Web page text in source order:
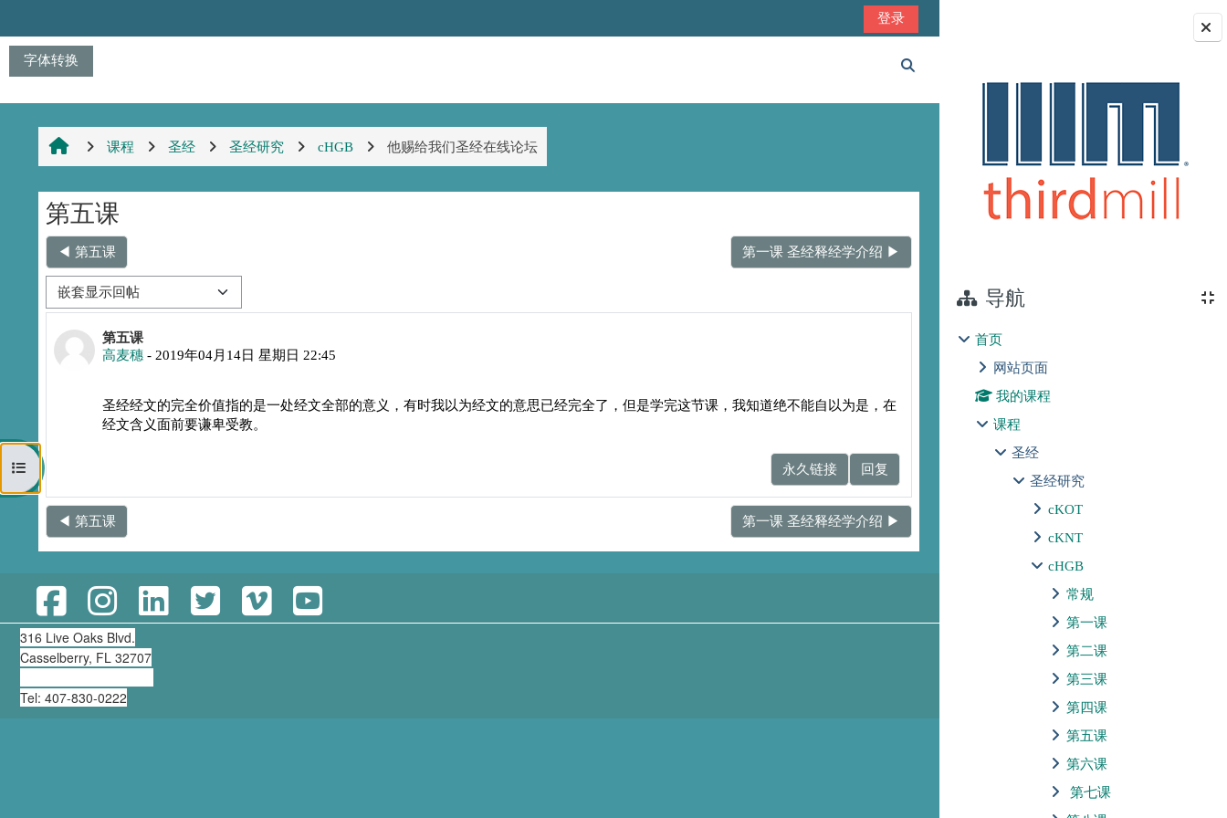
字体转换
版块
导航
首页
网站页面
我的课程
课程
圣经
圣经研究
cKOT
cKNT
cHGB
常规
第一课
第二课
第三课
第四课
第五课
第六课
第七课
登录
切换搜索输入
打开课程索引
课程 圣经 圣经研究 cHGB 他赐给我们圣经在线论坛
第五课
◀︎ 第五课 第一课 圣经释经学介绍 ▶︎
显示模式
第五课
高麦穗 - 2019年04月14日 星期日 22:45
回帖数：0
圣经经文的完全价值指的是一处经文全部的意义，有时我以为经文的意思已经完全了，但是学完这节课，我知道绝不能自以为是，在
经文含义面前要谦卑受教。
永久链接 回复
◀︎ 第五课 第一课 圣经释经学介绍 ▶︎
316 Live Oaks Blvd.
Casselberry, FL 32707
Tel: 407-830-0222